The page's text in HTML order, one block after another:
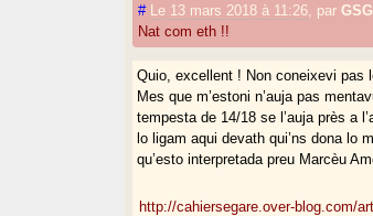
# Le 13 mars 2018 à 11:26 parGSG
Nat com eth !!
Quio, excellent ! Non coneixevi pas
Mes que m’estoni n’auja pas
tempesta de 14/18 se l’auja près a
lo ligam aqui devath qui’ns dona lo
qu’esto interpretada preu Marcèu
http://cahiersegare.over-blog.com/